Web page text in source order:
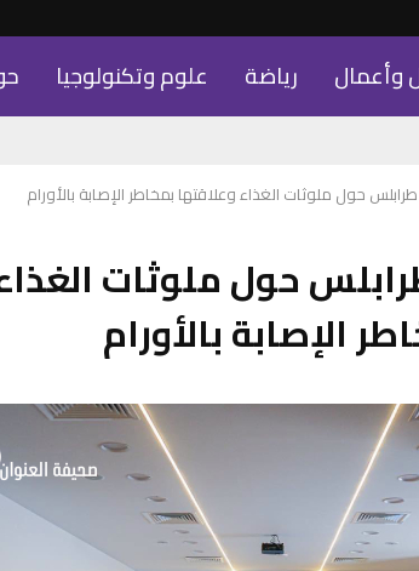
وأعمال رياضة علوم وتكنولوجيا
حول ملوثات الغذاء وعلاقتها بمخاطر الإصابة بالأورام
حول ملوثات
الإصابة بالأورام